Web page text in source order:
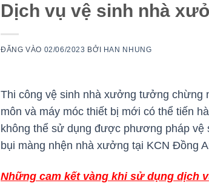
Dịch vụ vệ sinh nhà
ĐĂNG VÀO 02/06/2023 BỞI HAN NHUNG
Thi công vệ sinh nhà xưởng tưởng chừng
môn và máy móc thiết bị mới có thể tiến
không thể sử dụng được phương pháp
bụi màng nhện nhà xưởng tại KCN Đồng
Những cam kết vàng khi sử dụng dịch